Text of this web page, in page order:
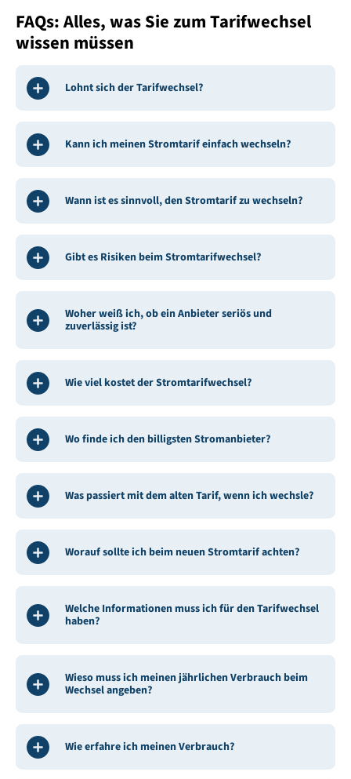
FAQs: Alles, was Sie zum Tarifwechsel
wissen müssen
Lohnt sich der Tarifwechsel?
Kann ich meinen Stromtarif einfach wechseln?
Wann ist es sinnvoll, den Stromtarif zu wechseln?
Gibt es Risiken beim Stromtarifwechsel?
Woher weiß ich, ob ein Anbieter seriös und
zuverlässig ist?
Wie viel kostet der Stromtarifwechsel?
Wo finde ich den billigsten Stromanbieter?
Was passiert mit dem alten Tarif, wenn ich wechsle?
Worauf sollte ich beim neuen Stromtarif achten?
Welche Informationen muss ich für den Tarifwechsel
haben?
Wieso muss ich meinen jährlichen Verbrauch beim
Wechsel angeben?
Wie erfahre ich meinen Verbrauch?